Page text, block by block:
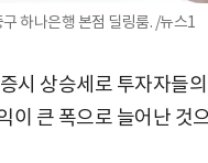
구 하나은행 본점 딜링룸. /뉴스1
시 상승세로 투자자들
이 큰 폭으로 늘어난 것